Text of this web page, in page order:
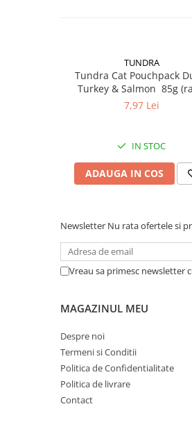
TUNDRA
Tundra Cat Pouchpack
Turkey & Salmon 85g
curcan & somon) Hrana
7,97 Lei
IN STOC
ADAUGA IN COS
Newsletter Nu rata ofertele si
Vreau sa primesc newsletter
MAGAZINUL MEU
Despre noi
Termeni si Conditii
Politica de Confidentialitate
Politica de livrare
Contact